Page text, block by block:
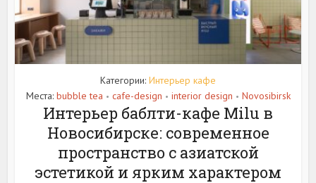
Категории: Интерьер кафе
Места: bubble tea • cafe-design • interior design • Novosibirsk
Интерьер баблти-кафе Milu в
Новосибирске: современное
пространство с азиатской
эстетикой и ярким характером